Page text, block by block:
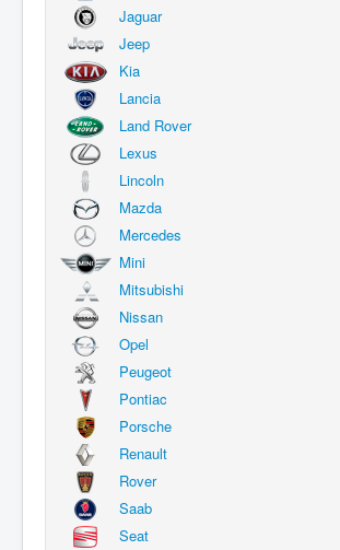
Jaguar
Jeep
Kia
Lancia
Land Rover
Lexus
Lincoln
Mazda
Mercedes
Mini
Mitsubishi
Nissan
Opel
Peugeot
Pontiac
Porsche
Renault
Rover
Saab
Seat